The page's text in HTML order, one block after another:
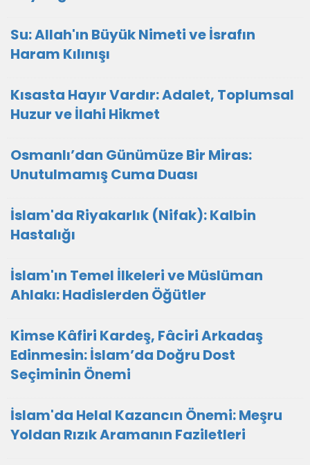
Su: Allah'ın Büyük Nimeti ve İsrafın
Haram Kılınışı
Kısasta Hayır Vardır: Adalet, Toplumsal
Huzur ve İlahi Hikmet
Osmanlı’dan Günümüze Bir Miras:
Unutulmamış Cuma Duası
İslam'da Riyakarlık (Nifak): Kalbin
Hastalığı
İslam'ın Temel İlkeleri ve Müslüman
Ahlakı: Hadislerden Öğütler
Kimse Kâfiri Kardeş, Fâciri Arkadaş
Edinmesin: İslam’da Doğru Dost
Seçiminin Önemi
İslam'da Helal Kazancın Önemi: Meşru
Yoldan Rızık Aramanın Faziletleri